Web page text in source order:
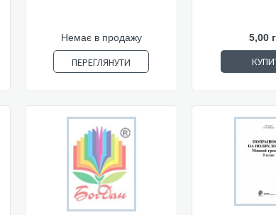
Немає в продажу
ПЕРЕГЛЯНУТИ
5,00